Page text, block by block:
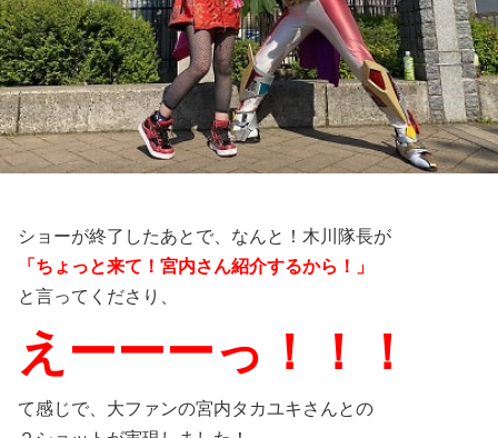
ショーが終了したあとで、なんと！木川隊長が
「ちょっと来て！宮内さん紹介するから！」
と言ってくださり、
えーーーっ！！！
て感じで、大ファンの宮内タカユキさんとの